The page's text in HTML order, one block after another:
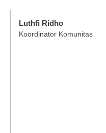
Luthfi Ridho
Koordinator Komunitas